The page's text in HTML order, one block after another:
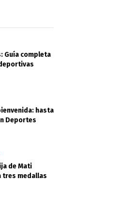
Guía completa
hasta
Deportes
de Mati
tres medallas